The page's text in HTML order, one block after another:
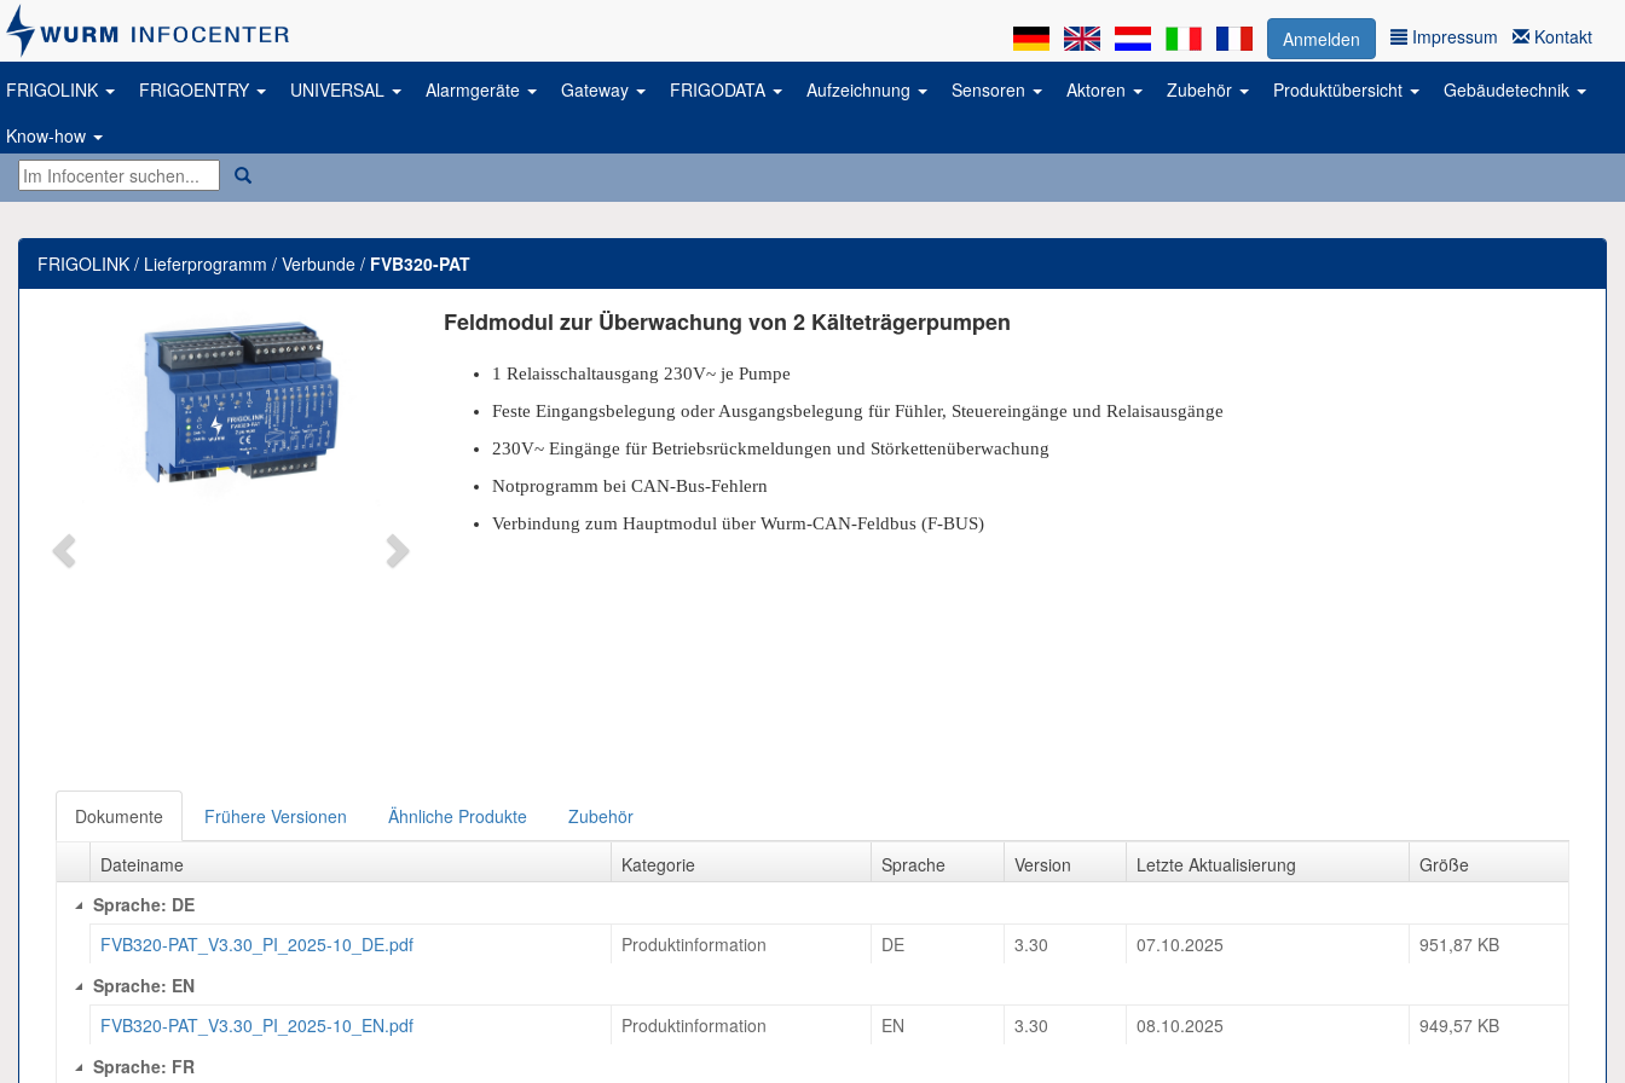
Anmelden Impressum Kontakt
FRIGOLINK FRIGOENTRY UNIVERSAL Alarmgeräte Gateway FRIGODATA Aufzeichnung Sensoren Aktoren Zubehör Produktübersicht
Gebäudetechnik
Know-how
FRIGOLINK / Lieferprogramm / Verbunde / FVB320-PAT
Previous Feldmodul zur Überwachung von 2 Kälteträgerpumpen
1 Relaisschaltausgang 230V~ je Pumpe
Feste Eingangsbelegung oder Ausgangsbelegung für Fühler, Steuereingänge und Relaisausgänge
230V~ Eingänge für Betriebsrückmeldungen und Störkettenüberwachung
Notprogramm bei CAN-Bus-Fehlern
Verbindung zum Hauptmodul über Wurm-CAN-Feldbus (F-BUS)
Dokumente Frühere Versionen Ähnliche Produkte
Zubehör
Dateiname
Kategorie Sprache Version Letzte Aktualisierung
Größe
Sprache: DE
FVB320-PAT_V3.30_PI_2025-10_DE.pdf
Produktinformation DE 3.30 07.10.2025
951,87 KB
Sprache: EN
FVB320-PAT_V3.30_PI_2025-10_EN.pdf
Produktinformation EN 3.30 08.10.2025
949,57 KB
Sprache: FR